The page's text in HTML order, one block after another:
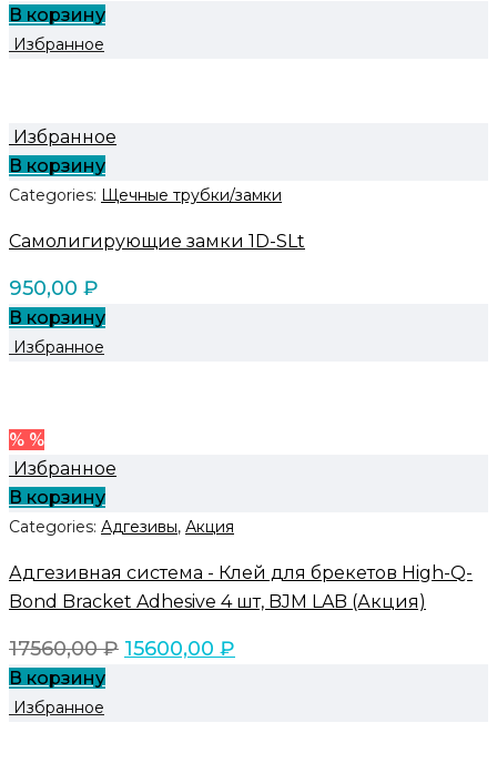
В корзину
Избранное
Избранное
В корзину
Categories: Щечные трубки/замки
Самолигирующие замки 1D-SLt
950,00 ₽
В корзину
Избранное
% %
Избранное
В корзину
Categories: Адгезивы, Акция
Адгезивная система - Клей для брекетов High-Q-
Bond Bracket Adhesive 4 шт, BJM LAB (Акция)
17560,00₽ 15600,00 ₽
В корзину
Избранное